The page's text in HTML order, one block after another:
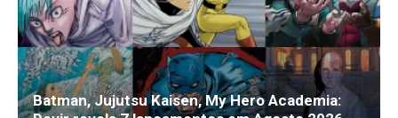
Batman, Jujutsu Kaisen, My Hero Academia: